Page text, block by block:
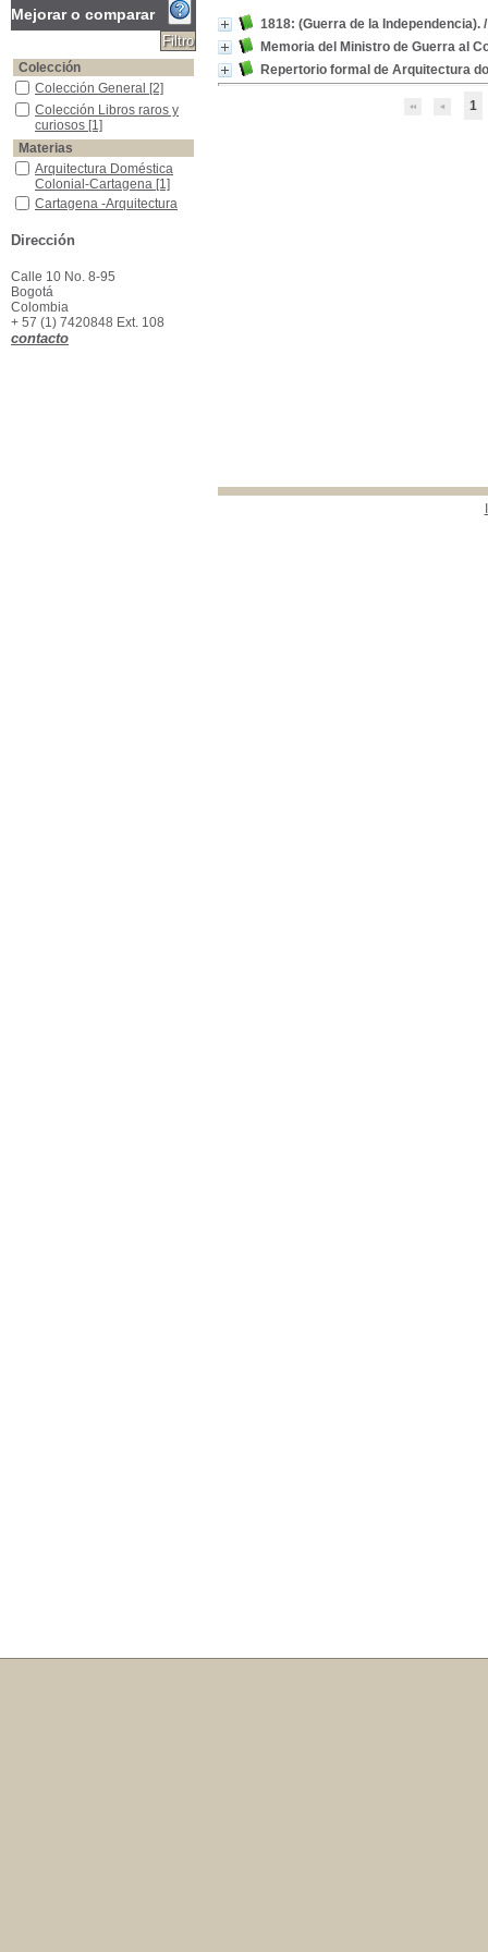
1818: (Guerra de la Independencia).
Memoria del Ministro de Guerra al
Repertorio formal de Arquitectura
1
Mejorar o comparar
Colección
Colección General
Colección General [2]
Colección Libros raros y curiosos
Colección Libros raros y
curiosos [1]
Materias
Arquitectura Doméstica Colonial-Cartagena
Arquitectura Doméstica
Colonial-Cartagena [1]
Cartagena -Arquitectura Doméstica -Colonial
Cartagena -Arquitectura
Colombia -historia -guerra de independencia
Colombia -historia -guerra
Colombia- historia- 1818
Colombia- historia- 1818
[1]
Ejércitos - Colombia - Informes - l919
Ejércitos - Colombia -
Informes - l919[1]
Información Pública Oficial - Colombia
Información Pública
Dirección
Calle 10 No. 8-95
Bogotá
Colombia
+ 57 (1) 7420848 Ext. 108
contacto